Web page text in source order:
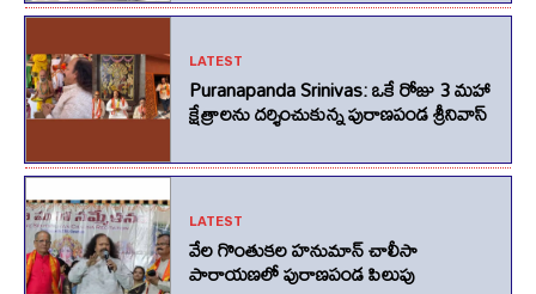
LATEST
Puranapanda Srinivas: ఒకే రోజు 3 మహా
క్షేత్రాలను దర్శించుకున్న పురాణపండ శ్రీనివాస్
LATEST
వేల గొంతుకల హనుమాన్ చాలీసా
పారాయణలో పురాణపండ పిలుపు